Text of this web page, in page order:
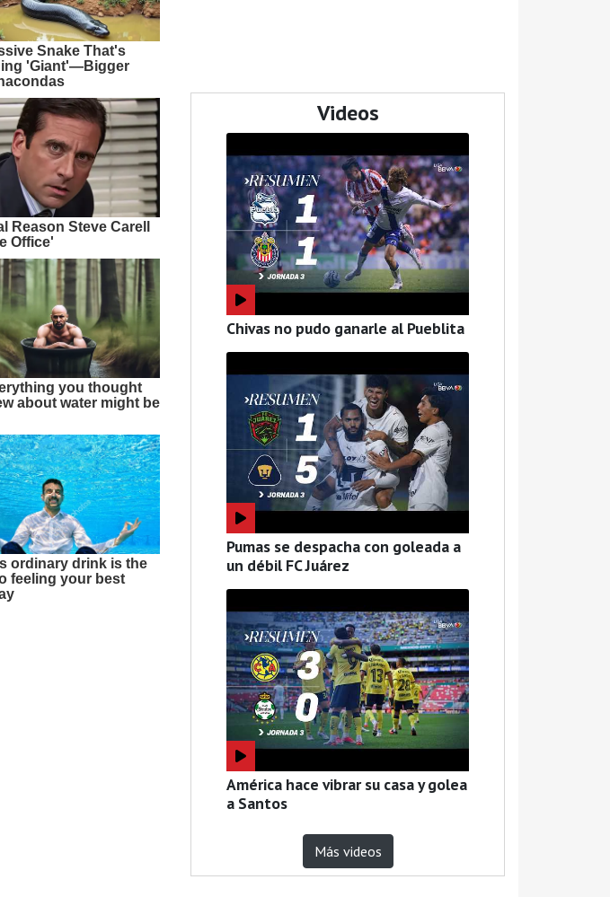
Videos
Chivas no pudo ganarle al Pueblita
Pumas se despacha con goleada a
un débil FC Juárez
América hace vibrar su casa y golea
a Santos
Más videos